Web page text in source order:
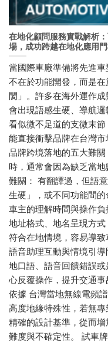
在地化顧問服務實戰解析
場，成功跨越在地化應用
當國際車廠準備將先進
不在於功能開發，而是
閡」。許多在海外運作
會出現語感生硬、導航
看似微不足道的支微末
能直接衝擊品牌在台灣
品牌跨境落地的五大難
時，通常會因為缺乏當
難關： 有翻譯過，但語
生硬」，或不同功能間
車主的理解時間與操作
地址格式、地名呈現方
符合在地情境，容易導致
語音助理互動與情境引
地口語、語音回饋錯誤
心反覆操作，提升交通
依據 台灣當地無線電頻
高度地緣特殊性，若無
精確的設計基準，從而
難度與不確定性。 試車